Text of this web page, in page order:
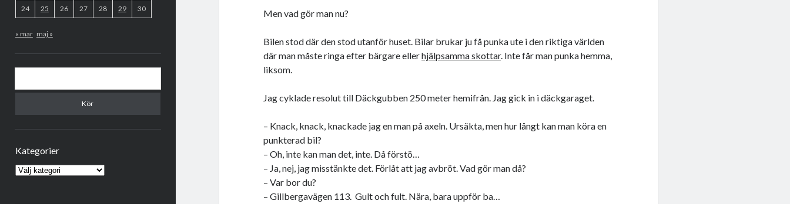
24 25 26 27 28 29 30
« mar maj »
Kategorier
Kategorier
Men vad gör man nu?
Bilen stod där den stod utanför huset. Bilar brukar ju få punka ute i den riktiga världen
där man måste ringa efter bärgare ellerhjälpsamma skottar. Inte får man punka hemma,
liksom.
Jag cyklade resolut till Däckgubben 250 meter hemifrån. Jag gick in i däckgaraget.
– Knack, knack, knackade jag en man på axeln. Ursäkta, men hur långt kan man köra en
punkterad bil?
– Oh, inte kan man det, inte. Då förstö…
– Ja, nej, jag misstänkte det. Förlåt att jag avbröt. Vad gör man då?
– Var bor du?
– Gillbergavägen 113. Gult och fult. Nära, bara uppför ba…